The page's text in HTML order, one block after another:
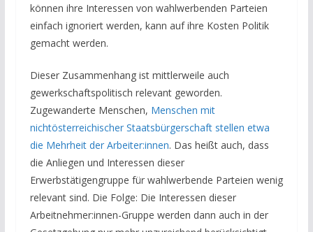
können ihre Interessen von wahlwerbenden Parteien
einfach ignoriert werden, kann auf ihre Kosten Politik
gemacht werden.
Dieser Zusammenhang ist mittlerweile auch
gewerkschaftspolitisch relevant geworden.
Zugewanderte Menschen, Menschen mit
nichtösterreichischer Staatsbürgerschaft stellen etwa
die Mehrheit der Arbeiter:innen. Das heißt auch, dass
die Anliegen und Interessen dieser
Erwerbstätigengruppe für wahlwerbende Parteien wenig
relevant sind. Die Folge: Die Interessen dieser
Arbeitnehmer:innen-Gruppe werden dann auch in der